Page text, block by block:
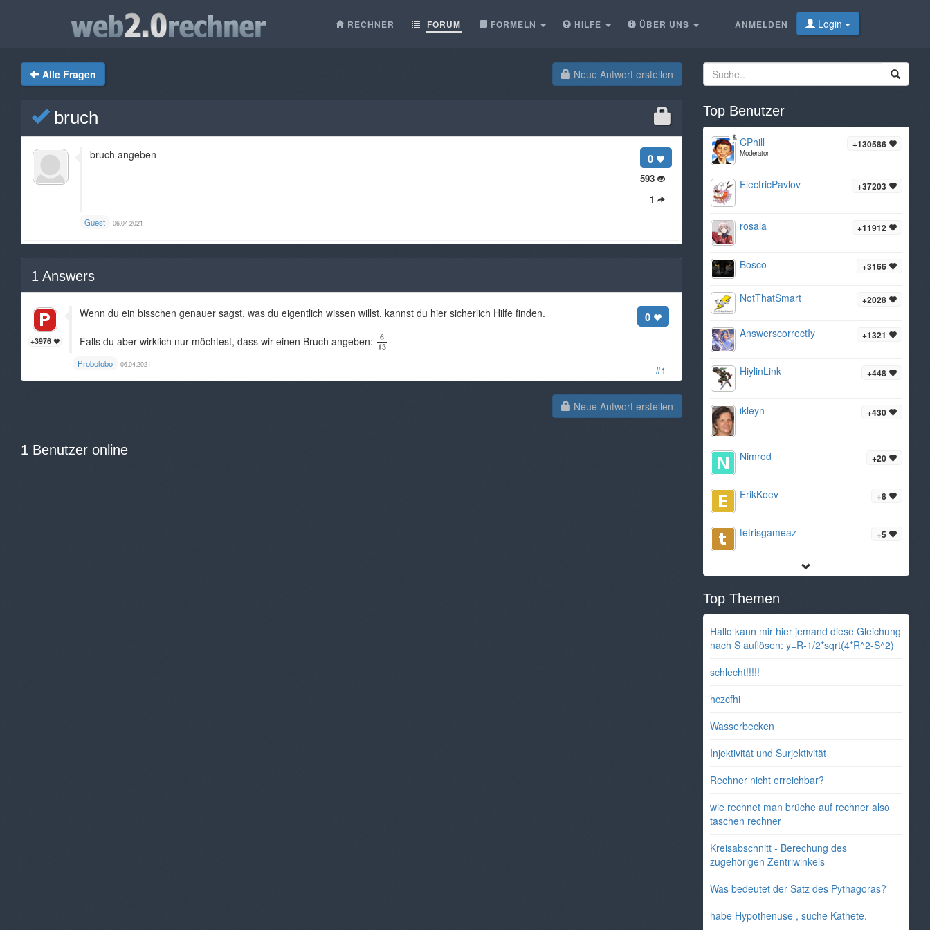
ANMELDEN Login
RECHNER FORUM FORMELN HILFE ÜBER UNS
Neue Antwort erstellen
Alle Fragen
bruch
0
593
1
bruch angeben
Guest 06.04.2021
1 Answers
#1
+3976
0
Wenn du ein bisschen genauer sagst, was du eigentlich wissen willst, kannst du hier sicherlich Hilfe finden.
Falls du aber wirklich nur möchtest, dass wir einen Bruch angeben:
Probolobo 06.04.2021
Neue Antwort erstellen
1 Benutzer online
Top Benutzer
+130586
CPhill
Moderator
+37203
ElectricPavlov
+11912
rosala
+3166
Bosco
+2028
NotThatSmart
+1321
AnswerscorrectIy
+448
HiylinLink
+430
ikleyn
+20
Nimrod
+8
ErikKoev
+5
tetrisgameaz
Top Themen
Hallo kann mir hier jemand diese Gleichung
nach S auflösen: y=R-1/2*sqrt(4*R^2-S^2)
schlecht!!!!!
hczcfhi
Wasserbecken
Injektivität und Surjektivität
Rechner nicht erreichbar?
wie rechnet man brüche auf rechner also
taschen rechner
Kreisabschnitt - Berechung des
zugehörigen Zentriwinkels
Was bedeutet der Satz des Pythagoras?
habe Hypothenuse , suche Kathete.